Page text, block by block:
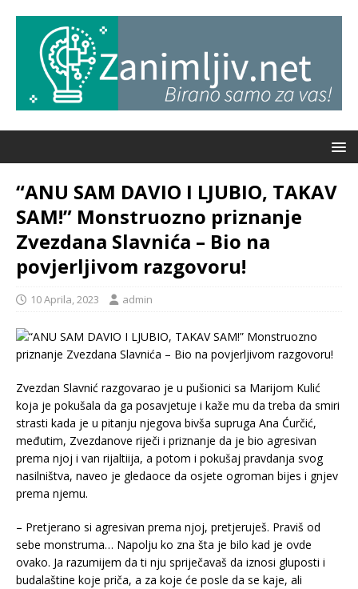
“ANU SAM DAVIO I LJUBIO, TAKAV
SAM!” Monstruozno priznanje
Zvezdana Slavnića – Bio na
povjerljivom razgovoru!
10 Aprila, 2023 admin
Zvezdan Slavnić razgovarao je u pušionici sa Marijom Kulić
koja je pokušala da ga posavjetuje i kaže mu da treba da smiri
strasti kada je u pitanju njegova bivša supruga Ana Ćurčić,
međutim, Zvezdanove riječi i priznanje da je bio agresivan
prema njoj i van rijaltiija, a potom i pokušaj pravdanja svog
nasilništva, naveo je gledaoce da osjete ogroman bijes i gnjev
prema njemu.
– Pretjerano si agresivan prema njoj, pretjeruješ. Praviš od
sebe monstruma… Napolju ko zna šta je bilo kad je ovde
ovako. Ja razumijem da ti nju spriječavaš da iznosi gluposti i
budalaštine koje priča, a za koje će posle da se kaje, ali